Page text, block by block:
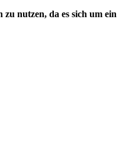
nutzen, da es sich um